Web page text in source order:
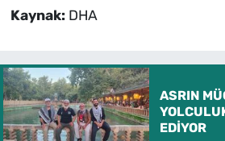
Kaynak: DHA
ASRIN
EDİYOR